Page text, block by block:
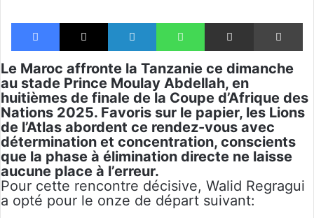
Facebook X Linkedin WhatsApp Partager par email
Le Maroc affronte la Tanzanie ce dimanche
au stade Prince Moulay Abdellah, en
huitièmes de finale de la Coupe d’Afrique des
Nations 2025. Favoris sur le papier, les Lions
de l’Atlas abordent ce rendez-vous avec
détermination et concentration, conscients
que la phase à élimination directe ne laisse
aucune place à l’erreur.
Pour cette rencontre décisive, Walid Regragui
a opté pour le onze de départ suivant: